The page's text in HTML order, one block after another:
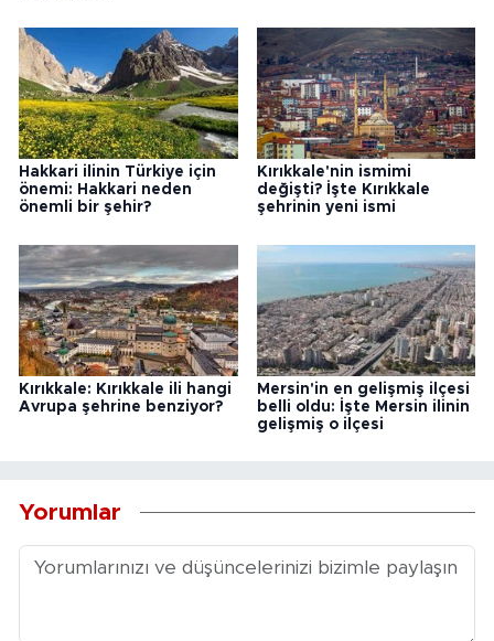
Hakkari ilinin Türkiye için
önemi: Hakkari neden
önemli bir şehir?
Kırıkkale'nin ismimi
değişti? İşte Kırıkkale
şehrinin yeni ismi
Kırıkkale: Kırıkkale ili hangi
Avrupa şehrine benziyor?
Mersin'in en gelişmiş ilçesi
belli oldu: İşte Mersin ilinin
gelişmiş o ilçesi
Yorumlar